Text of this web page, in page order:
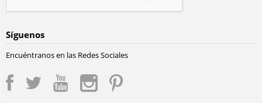
Síguenos
Encuéntranos en las Redes Sociales